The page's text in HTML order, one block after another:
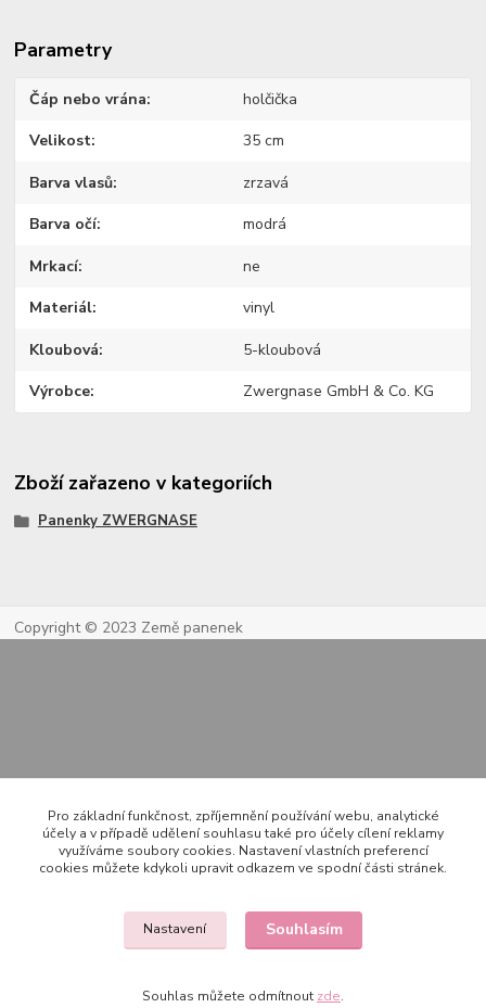
Parametry
Čáp nebo vrána holčička
Velikost 35 cm
Barva vlasů zrzavá
Barva očí modrá
Mrkací ne
Materiál vinyl
Kloubová 5-kloubová
Výrobce Zwergnase GmbH & Co. KG
Zboží zařazeno v kategoriích
Panenky ZWERGNASE
Copyright © 2023 Země panenek
Kontakty
PO-PÁ 10-20h., SO+NE 14-20h.
Pro základní funkčnost, zpříjemnění používání webu, analytické
účely a v případě udělení souhlasu také pro účely cílení reklamy
využíváme soubory cookies. Nastavení vlastních preferencí
cookies můžete kdykoli upravit odkazem ve spodní části stránek.
Nastavení Souhlasím
Souhlas můžete odmítnout zde.